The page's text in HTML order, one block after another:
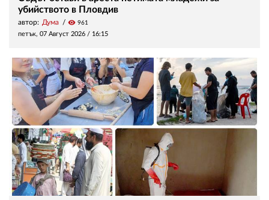
убийството в Пловдив
автор: Дума visibility 961
петък, 07 Август 2026 / 16:15